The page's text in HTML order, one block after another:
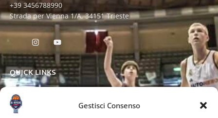
Gestisci Consenso
+39 3456788990
Strada per Vienna 1/A, 34151 Trieste
QUICK LINKS